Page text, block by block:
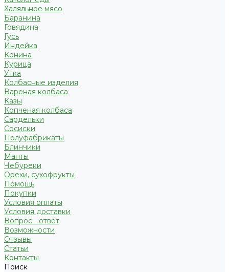
Халяльное мясо
Баранина
Говядина
Гусь
Индейка
Конина
Курица
Утка
Колбасные изделия
Вареная колбаса
Казы
Копченая колбаса
Сардельки
Сосиски
Полуфабрикаты
Блинчики
Манты
Чебуреки
Орехи, сухофрукты
Помощь
Покупки
Условия оплаты
Условия доставки
Вопрос - ответ
Возможности
Отзывы
Статьи
Контакты
Поиск